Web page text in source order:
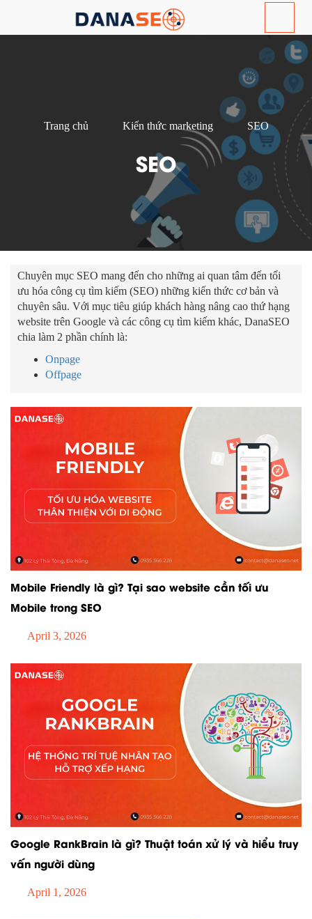
Trang chủ Kiến thức marketing SEO
SEO
Chuyên mục SEO mang đến cho những ai quan tâm đến tối
ưu hóa công cụ tìm kiếm (SEO) những kiến thức cơ bản và
chuyên sâu. Với mục tiêu giúp khách hàng nâng cao thứ hạng
website trên Google và các công cụ tìm kiếm khác, DanaSEO
chia làm 2 phần chính là:
Onpage
Offpage
Mobile Friendly là gì? Tại sao website cần tối ưu
Mobile trong SEO
April 3, 2026
Google RankBrain là gì? Thuật toán xử lý và hiểu truy
vấn người dùng
April 1, 2026